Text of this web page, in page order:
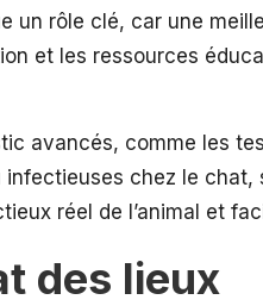
rôle clé, car une
et les ressources
avancés, comme les
chez le
réel de l’animal et
des lieux